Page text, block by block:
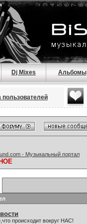
Dj Mixes Альбомы
пользователей
- Музыкальный портал
происходит вокруг НАС!